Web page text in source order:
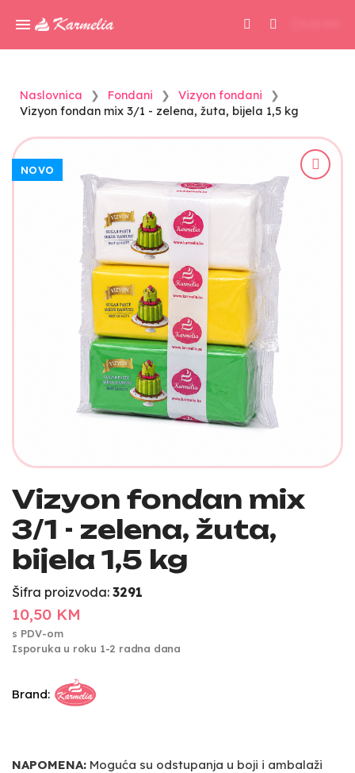
Naslovnica Fondani
Vizyon fondani
Vizyon fondan mix 3/1 - zelena, žuta, bijela 1,5 kg
NOVO
Vizyon fondan mix
3/1 - zelena, žuta,
bijela 1,5 kg
Šifra proizvoda: 3291
10,50 KM
s PDV-om
Isporuka u roku 1-2 radna dana
Brand:
NAPOMENA: Moguća su odstupanja u boji i ambalaži